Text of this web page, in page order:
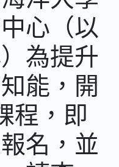
心（以
為提升
能，開
程，即
名，並